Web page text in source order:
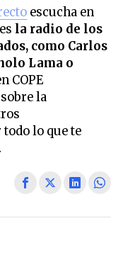
escucha en
la radio de los
como Carlos
Lama o
COPE
la
lo que te